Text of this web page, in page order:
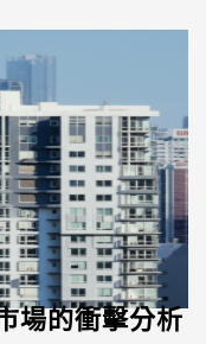
場的衝擊分析